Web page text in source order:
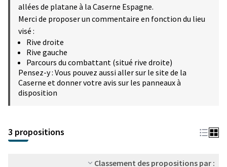
allées de platane à la Caserne Espagne.
Merci de proposer un commentaire en fonction du lieu
visé :
Rive droite
Rive gauche
Parcours du combattant (situé rive droite)
Pensez-y : Vous pouvez aussi aller sur le site de la
Caserne et donner votre avis sur les panneaux à
disposition
3 propositions
Classement des propositions par :